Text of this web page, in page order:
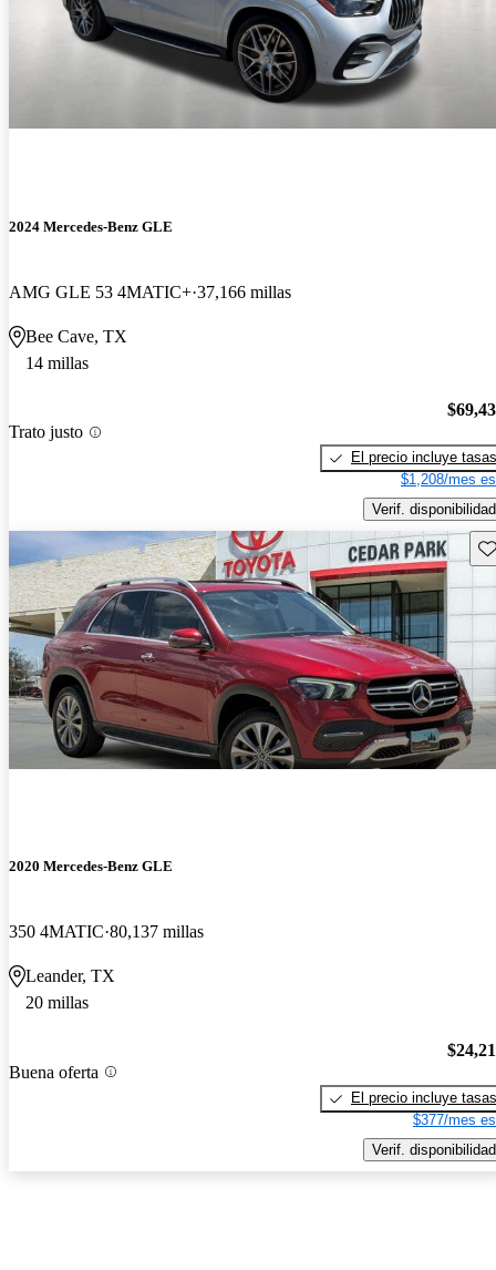
2024 Mercedes-Benz GLE
AMG GLE 53 4MATIC+ 37,166 millas
Bee Cave, TX
14 millas
Trato justo
El precio incluye tasas
$1,208/mes
Verif. disponibilidad
2020 Mercedes-Benz GLE
350 4MATIC 80,137 millas
Leander, TX
20 millas
Buena oferta
El precio incluye tasas
$377/mes
Verif. disponibilidad